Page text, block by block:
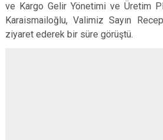
ve Kargo Gelir Yönetimi ve Üretim
Karaismailoğlu, Valimiz Sayın
ziyaret ederek bir süre görüştü.